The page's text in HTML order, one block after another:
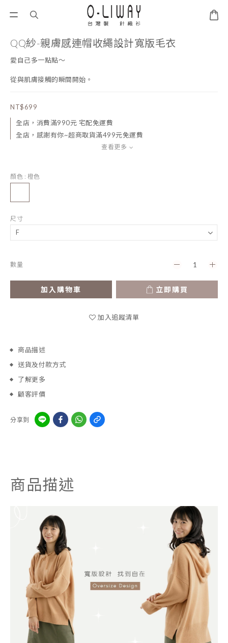
QQ紗-親膚感連帽收繩設計寬版毛衣
愛自己多一點點～
從與肌膚接觸的瞬間開始。
NT$699
全店，消費滿990元 宅配免運費
全店，感謝有你~超商取貨滿499元免運費
查看更多
顏色 : 橙色
尺寸
數量
加入購物車 立即購買
加入追蹤清單
商品描述
送貨及付款方式
了解更多
顧客評價
分享到
商品描述